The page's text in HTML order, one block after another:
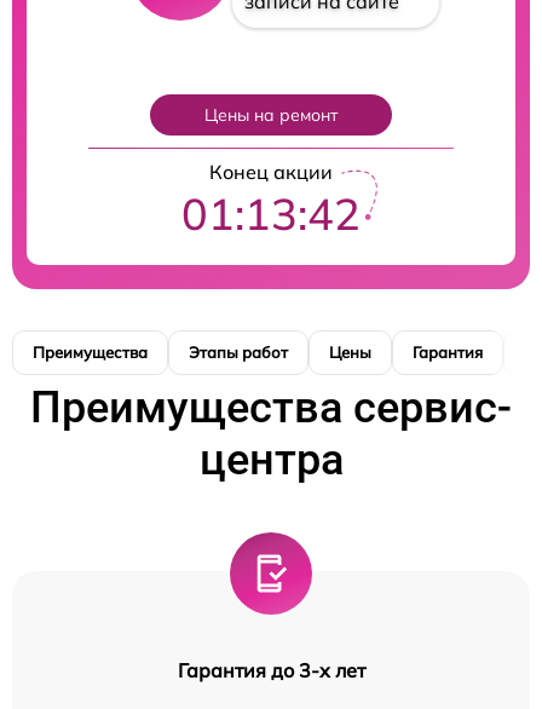
Цены на ремонт
Конец акции
01:13:40
Преимущества Этапы работ Цены Гарантия
Преимущества сервис-
центра
Гарантия до 3-х лет